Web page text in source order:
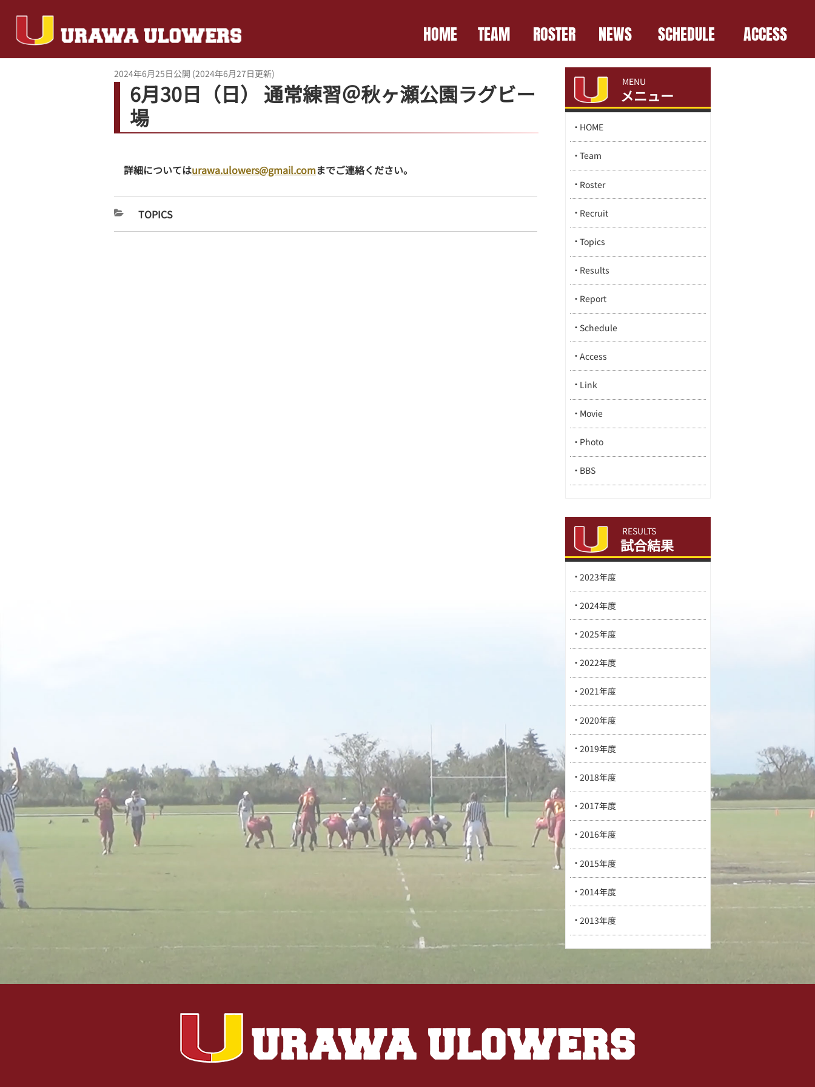
HOME TEAM ROSTER NEWS SCHEDULE ACCESS
2024年6月25日公開 (2024年6月27日更新)
6月30日（日） 通常練習＠秋ヶ瀬公園ラグビー
場
詳細についてはurawa.ulowers@gmail.comまでご連絡ください。
TOPICS
MENU
メニュー
HOME
Team
Roster
Recruit
Topics
Results
Report
Schedule
Access
Link
Movie
Photo
BBS
RESULTS
試合結果
2023年度
2024年度
2025年度
2022年度
2021年度
2020年度
2019年度
2018年度
2017年度
2016年度
2015年度
2014年度
2013年度